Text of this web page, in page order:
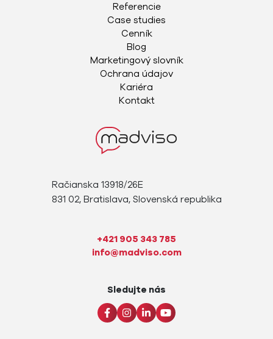
Račianska 13918/26E
831 02, Bratislava, Slovenská republika
+421 905 343 785
info@madviso.com
Referencie
Case studies
Cenník
Blog
Marketingový slovník
Ochrana údajov
Kariéra
Kontakt
Sledujte nás